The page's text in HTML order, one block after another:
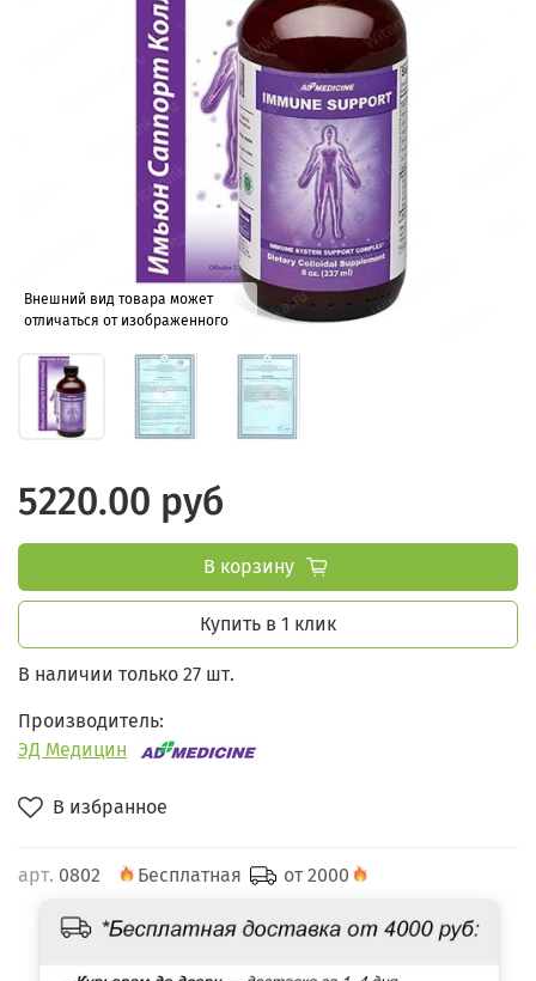
В избранное
арт. 0802 Бесплатная от 2000
Внешний вид товара может
отличаться от изображенного
5220.00 руб
В корзину
Купить в 1 клик
В наличии только 27 шт.
Производитель:
ЭД Медицин